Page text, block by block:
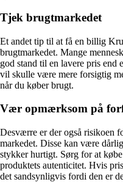
Tjek brugtmarkedet
Et andet tip til at få en billig
brugtmarkedet. Mange
god stand til en lavere pris
vil skulle være mere forsigtig
når du køber brugt.
Vær opmærksom på
Desværre er der også risikoen
markedet. Disse kan være
stykker hurtigt. Sørg for at
produktets autenticitet. Hvis
det sandsynligvis fordi den er